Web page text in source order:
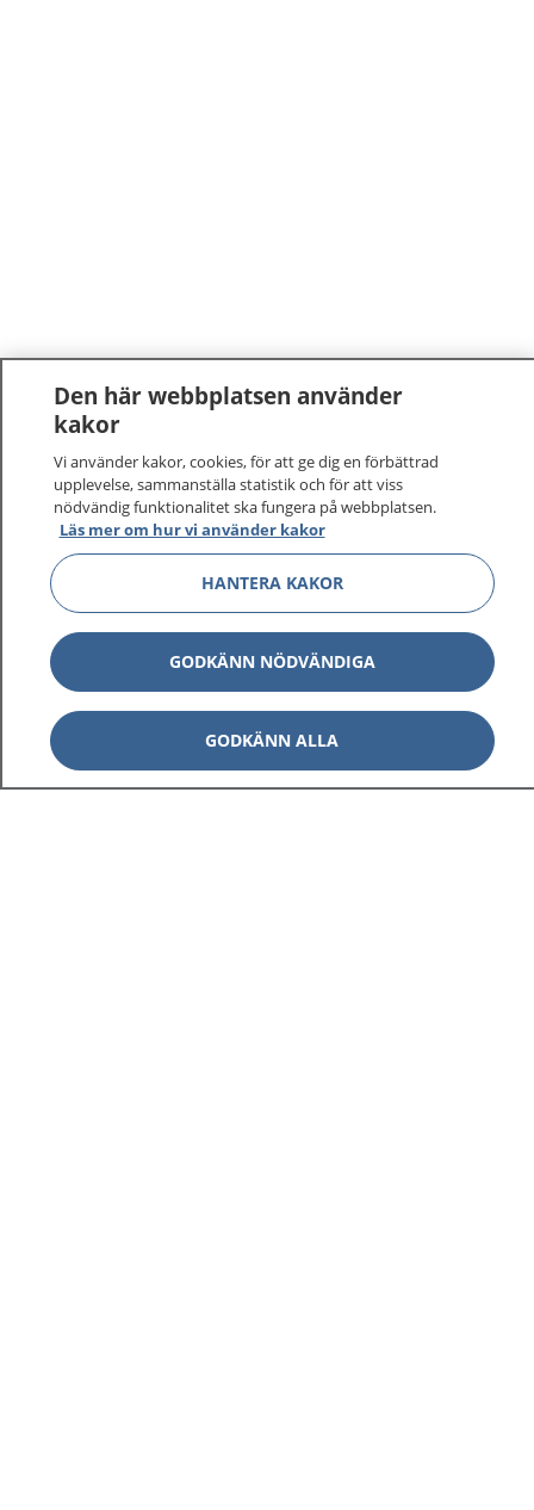
Den här webbplatsen använder
kakor
Vi använder kakor, cookies, för att ge dig en förbättrad
upplevelse, sammanställa statistik och för att viss
nödvändig funktionalitet ska fungera på webbplatsen.
Läs mer om hur vi använder kakor
HANTERA KAKOR
GODKÄNN NÖDVÄNDIGA
GODKÄNN ALLA